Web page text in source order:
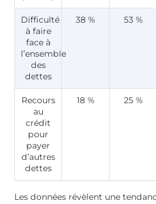
Difficulté
à faire
face à
l’ensemble
des
dettes
38 % 53 %
Recours
au
crédit
pour
payer
d’autres
dettes
18 % 25 %
Les données révèlent une